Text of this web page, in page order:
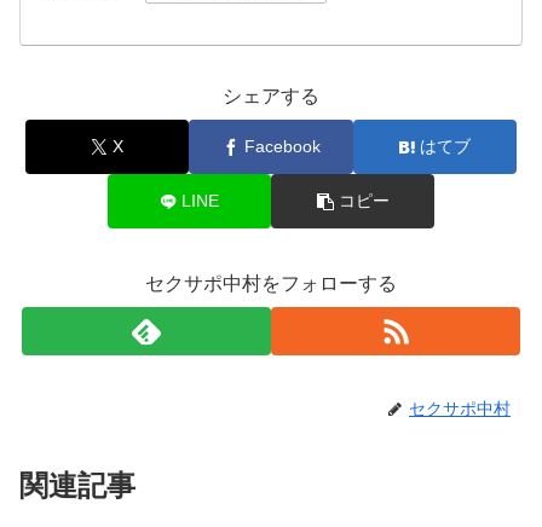
シェアする
X Facebook はてブ
LINE コピー
セクサポ中村をフォローする
セクサポ中村
関連記事